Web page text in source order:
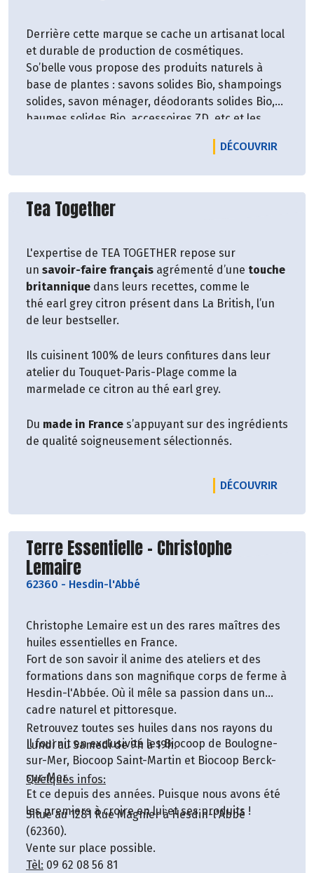
Derrière cette marque se cache un artisanat local
et durable de production de cosmétiques.
So’belle vous propose des produits naturels à
base de plantes : savons solides Bio, shampoings
solides, savon ménager, déodorants solides Bio,
baumes solides Bio, accessoires ZD, etc et les
Vous pouvez ainsi prendre soin de vous et de
responsables.
DÉCOUVRIR
Découvrir le producteur
Tea Together
L'expertise de TEA TOGETHER repose sur
un savoir-faire français agrémenté d’une touche
britannique dans leurs recettes, comme le
thé earl grey citron présent dans La British, l’un
de leur bestseller.
Ils cuisinent 100% de leurs confitures dans leur
atelier du Touquet-Paris-Plage comme la
marmelade ce citron au thé earl grey.
Du made in France s’appuyant sur des ingrédients
de qualité soigneusement sélectionnés.
DÉCOUVRIR
Découvrir le producteur
Terre Essentielle - Christophe
Lemaire
62360 - Hesdin-l'Abbé
Christophe Lemaire est un des rares maîtres des
huiles essentielles en France.
Fort de son savoir il anime des ateliers et des
formations dans son magnifique corps de ferme à
Hesdin-l'Abbée. Où il mêle sa passion dans un
cadre naturel et pittoresque.
Il fournit en exclusivité les Biocoop de Boulogne-
sur-Mer, Biocoop Saint-Martin et Biocoop Berck-
sur-Mer.
Et ce depuis des années. Puisque nous avons été
les premiers à croire en lui et ses produits !
Retrouvez toutes ses huiles dans nos rayons du
Lundi au Samedi de 9h à 19h.
Quelques infos:
Situé au 1281 Rue Magnier à Hesdin-l'Abbé
(62360).
Vente sur place possible.
Tèl: 09 62 08 56 81